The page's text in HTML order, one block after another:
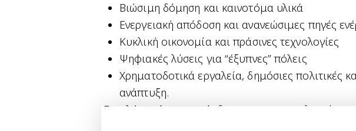
Βιώσιμη δόμηση και καινοτόμα υλικά
Ενεργειακή απόδοση και ανανεώσιμες πηγές
Κυκλική οικονομία και πράσινες τεχνολογίες
Ψηφιακές λύσεις για “έξυπνες” πόλεις
Χρηματοδοτικά εργαλεία, δημόσιες πολιτικές
ανάπτυξη.
Επιπλέον, είναι ευπρόσδεκτοι και επαγγελματίες